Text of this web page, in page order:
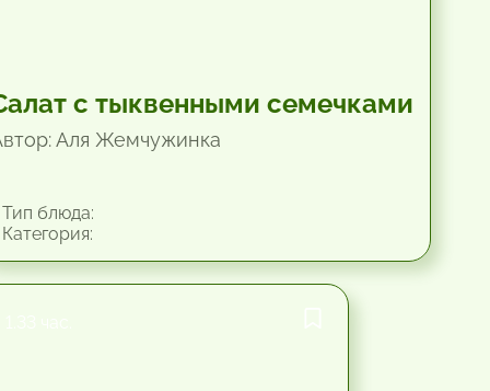
с тыквенными семечками
Аля Жемчужинка
блюда: